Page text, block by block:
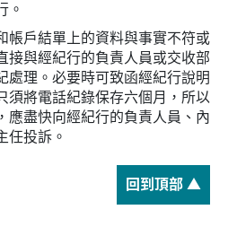
。
帳戶結單上的資料與事實不符或
接與經紀行的負責人員或交收部
處理。必要時可致函經紀行說明
須將電話紀錄保存六個月，所以
應盡快向經紀行的負責人員、內
任投訴。
回到頂部 ▲